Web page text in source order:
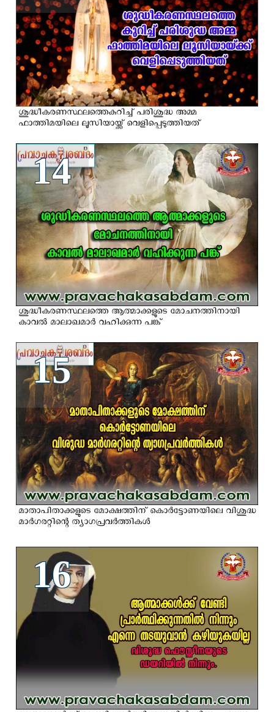
ശുദ്ധീകരണസ്ഥലത്തെകുറിച്ച് പരിശുദ്ധ അമ്മ
ഫാത്തിമയിലെ ലൂസിയായ്ക്ക് വെളിപ്പെടുത്തിയത്‌
14
ശുദ്ധീകരണസ്ഥലത്തെ ആത്മാക്കളുടെ മോചനത്തിനായി
കാവല്‍ മാലാഖമാര്‍ വഹിക്കുന്ന പങ്ക്
15
മാതാപിതാക്കളുടെ മോക്ഷത്തിന് കൊര്‍ട്ടോണയിലെ വിശുദ്ധ
മാര്‍ഗരറ്റിന്റെ ത്യാഗപ്രവര്‍ത്തികള്‍
16